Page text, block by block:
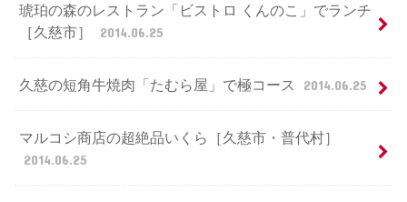
琥珀の森のレストラン「ビストロ くんのこ」でランチ
［久慈市］
2014.06.25
久慈の短角牛焼肉「たむら屋」で極コース 2014.06.25
マルコシ商店の超絶品いくら［久慈市・普代村］
2014.06.25